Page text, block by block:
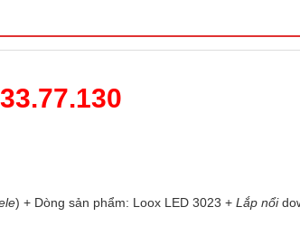
) + Dòng sản phẩm: Loox LED 3023 + Lắp nổi